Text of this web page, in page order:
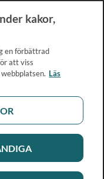
kakor,
en förbättrad
att viss
Läs